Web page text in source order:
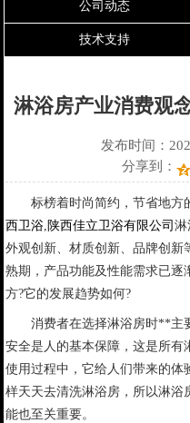
公司动态
技术支持
淋浴房产业消费观
发布时间：
分享到：
标榜着时尚简约，节省地方
西卫浴, 陕西佳立卫浴有限公司 淋
外观创新、材质创新、品牌创新
熟期，产品功能及性能需求已逐
方?它的发展趋势如何?
消费者在选择淋浴房时**主
安全是人的基本保障，这是所有
使用过程中，它给人们带来的体
样天天去清洗淋浴房，所以淋浴
能也至关重要。